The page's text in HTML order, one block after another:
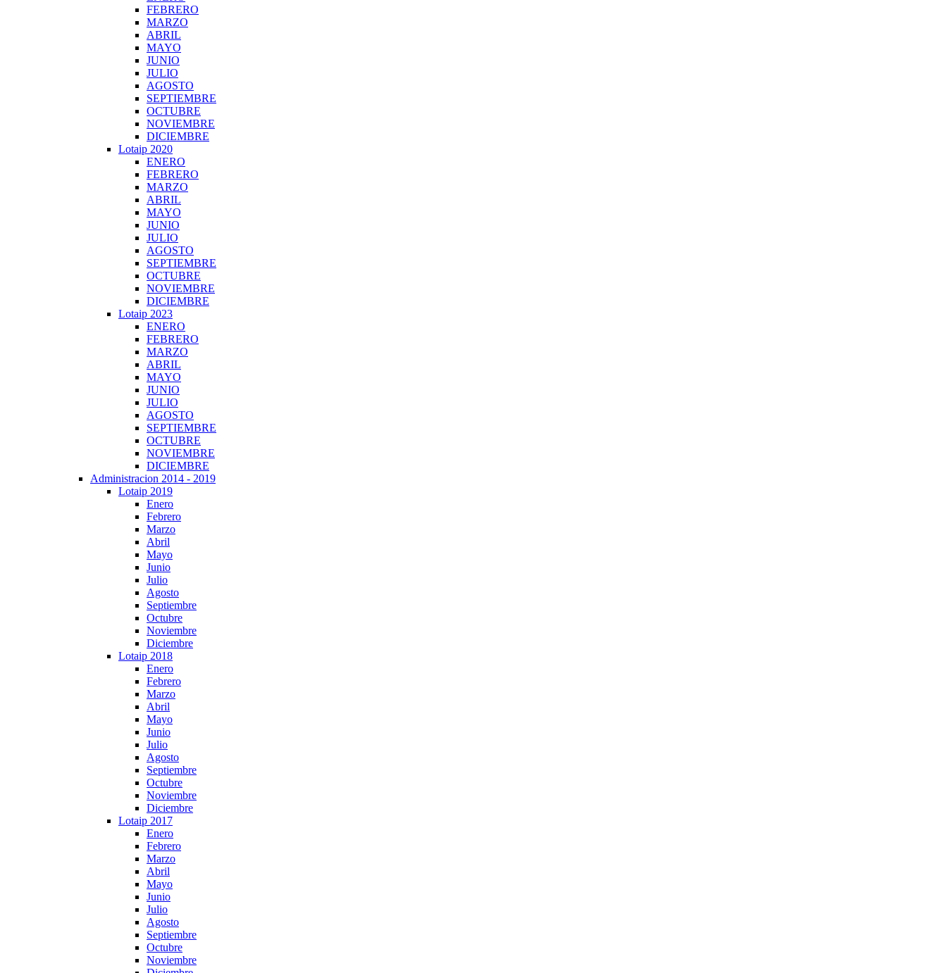
FEBRERO
MARZO
ABRIL
MAYO
JUNIO
JULIO
AGOSTO
SEPTIEMBRE
OCTUBRE
NOVIEMBRE
DICIEMBRE
Lotaip 2020
ENERO
FEBRERO
MARZO
ABRIL
MAYO
JUNIO
JULIO
AGOSTO
SEPTIEMBRE
OCTUBRE
NOVIEMBRE
DICIEMBRE
Lotaip 2023
ENERO
FEBRERO
MARZO
ABRIL
MAYO
JUNIO
JULIO
AGOSTO
SEPTIEMBRE
OCTUBRE
NOVIEMBRE
DICIEMBRE
Administracion 2014 - 2019
Lotaip 2019
Enero
Febrero
Marzo
Abril
Mayo
Junio
Julio
Agosto
Septiembre
Octubre
Noviembre
Diciembre
Lotaip 2018
Enero
Febrero
Marzo
Abril
Mayo
Junio
Julio
Agosto
Septiembre
Octubre
Noviembre
Diciembre
Lotaip 2017
Enero
Febrero
Marzo
Abril
Mayo
Junio
Julio
Agosto
Septiembre
Octubre
Noviembre